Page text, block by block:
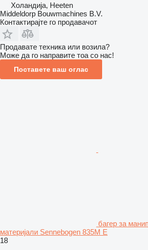
Холандија, Heeten
Middeldorp Bouwmachines B.V.
Контактирајте го продавачот
Продавате техника или возила?
Може да го направите тоа со нас!
Поставете ваш оглас
багер за
материјали Sennebogen 835M E
18